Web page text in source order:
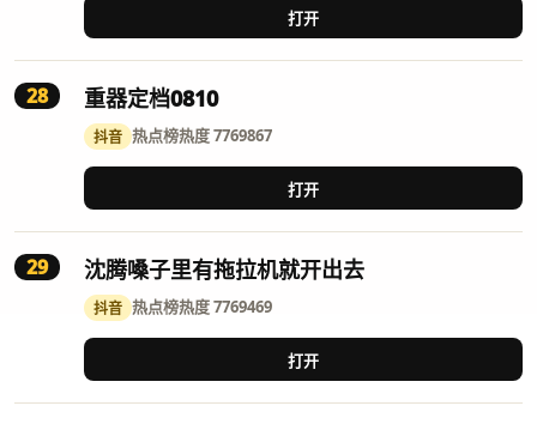
打开
28 重器定档0810
抖音 热点榜热度 7769867
打开
29 沈腾嗓子里有拖拉机就开出去
抖音 热点榜热度 7769469
打开